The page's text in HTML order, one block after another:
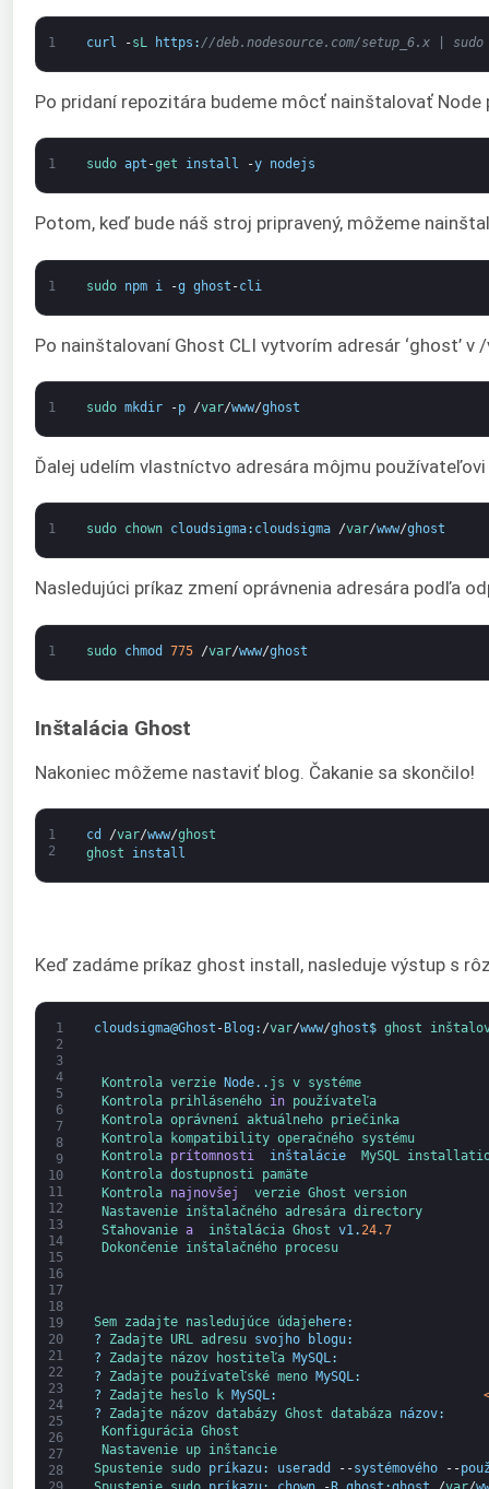
1 curl -sL https : //deb.nodesource.com/setup_6.x | sudo
Po pridaní repozitára budeme môcť nainštalovať
1 sudo apt -get install -y nodejs
Potom, keď bude náš stroj pripravený, môžeme
1 sudo npm i -g ghost -cli
Po nainštalovaní Ghost CLI vytvorím adresár ‘ghost’
1 sudo mkdir -p /var/www/ghost
Ďalej udelím vlastníctvo adresára môjmu používateľovi
1 sudo chown cloudsigma: cloudsigma /var/www/ghost
Nasledujúci príkaz zmení oprávnenia adresára podľa
1 sudo chmod 775 /var/www/ghost
Inštalácia Ghost
Nakoniec môžeme nastaviť blog. Čakanie sa skončilo!
1
2
cd /var/www/ghost
ghost
install
Keď zadáme príkaz ghost install, nasleduje výstup s
1
2
3
4
5
6
7
8
9
10
11
12
13
14
15
16
17
18
19
20
21
22
23
24
25
26
27
28
cloudsigma@Ghost -Blog : /var/www/ghost$ ghost
Kontrola verzie Node. . js v systéme
Kontrola prihláseného in
používateľa
Kontrola oprávnení aktuálneho priečinka
Kontrola
kompatibility operačného systému
Kontrola prítomnosti inštalácie MySQL
Kontrola dostupnosti pamäte
Kontrola najnovšej verzie Ghost version
Nastavenie inštalačného adresára directory
Sťahovanie a inštalácia Ghost v1 . 24.7
Dokončenie inštalačného procesu
Sem zadajte nasledujúce údajehere:
?
Zadajte URL adresu svojho blogu:
?
Zadajte názov hostiteľa MySQL:
?
Zadajte používateľské meno MySQL:
?
Zadajte heslo k MySQL :
?
Zadajte názov databázy Ghost databáza názov:
Konfigurácia Ghost
Nastavenie up inštancie
Spustenie sudo príkazu: useradd --systémového --